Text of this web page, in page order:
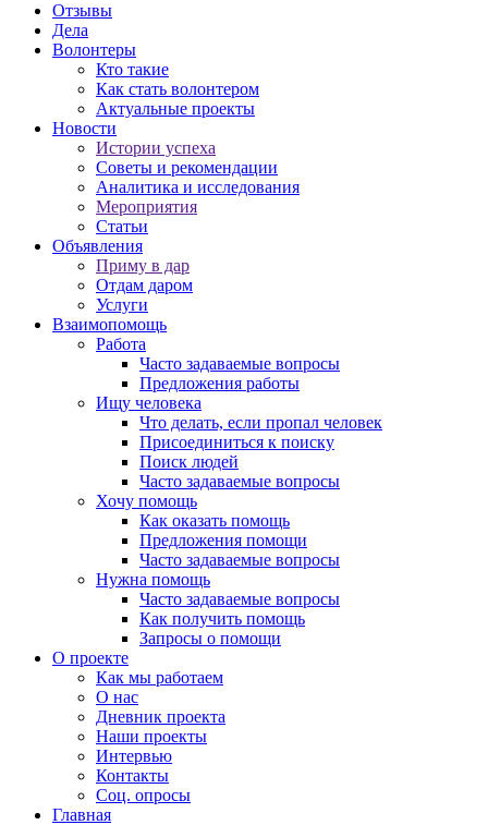
Отзывы
Дела
Волонтеры
Кто такие
Как стать волонтером
Актуальные проекты
Новости
Истории успеха
Советы и рекомендации
Аналитика и исследования
Мероприятия
Статьи
Объявления
Приму в дар
Отдам даром
Услуги
Взаимопомощь
Работа
Часто задаваемые вопросы
Предложения работы
Ищу человека
Что делать, если пропал человек
Присоединиться к поиску
Поиск людей
Часто задаваемые вопросы
Хочу помощь
Как оказать помощь
Предложения помощи
Часто задаваемые вопросы
Нужна помощь
Часто задаваемые вопросы
Как получить помощь
Запросы о помощи
О проекте
Как мы работаем
О нас
Дневник проекта
Наши проекты
Интервью
Контакты
Соц. опросы
Главная